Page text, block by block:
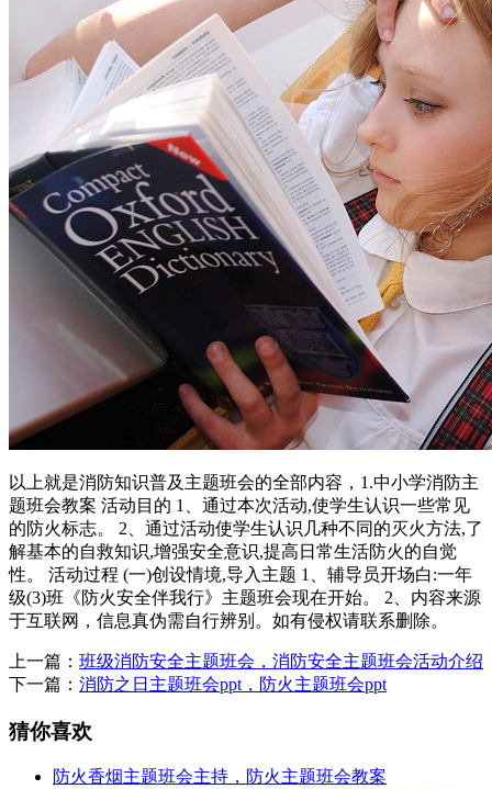
以上就是消防知识普及主题班会的全部内容，1.中小学消防主
题班会教案 活动目的 1、通过本次活动,使学生认识一些常见
的防火标志。 2、通过活动使学生认识几种不同的灭火方法,了
解基本的自救知识,增强安全意识,提高日常生活防火的自觉
性。 活动过程 (一)创设情境,导入主题 1、辅导员开场白:一年
级(3)班《防火安全伴我行》主题班会现在开始。 2、内容来源
于互联网，信息真伪需自行辨别。如有侵权请联系删除。
上一篇： 班级消防安全主题班会，消防安全主题班会活动介绍
下一篇： 消防之日主题班会ppt，防火主题班会ppt
猜你喜欢
防火香烟主题班会主持，防火主题班会教案